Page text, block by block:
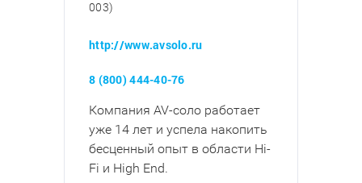
003)
http://www.avsolo.ru
8 (800) 444-40-76
Компания AV-соло работает
уже 14 лет и успела накопить
бесценный опыт в области Hi-
Fi и High End.